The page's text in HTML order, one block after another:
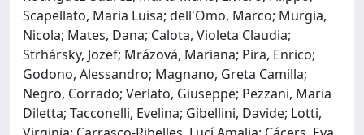
Scapellato, Maria Luisa; dell'Omo, Marco; Murgia,
Nicola; Mates, Dana; Calota, Violeta Claudia;
Strhársky, Jozef; Mrázová, Mariana; Pira, Enrico;
Godono, Alessandro; Magnano, Greta Camilla;
Negro, Corrado; Verlato, Giuseppe; Pezzani, Maria
Diletta; Tacconelli, Evelina; Gibellini, Davide; Lotti,